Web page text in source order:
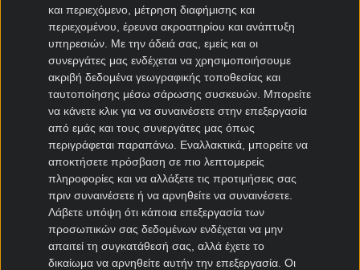
και περιεχόμενο, μέτρηση διαφήμισης και
περιεχομένου, έρευνα ακροατηρίου και ανάπτυξη
υπηρεσιών. Με την άδειά σας, εμείς και οι
συνεργάτες μας ενδέχεται να χρησιμοποιήσουμε
ακριβή δεδομένα γεωγραφικής τοποθεσίας και
ταυτοποίησης μέσω σάρωσης συσκευών. Μπορείτε
να κάνετε κλικ για να συναινέσετε στην επεξεργασία
από εμάς και τους συνεργάτες μας όπως
περιγράφεται παραπάνω. Εναλλακτικά, μπορείτε να
αποκτήσετε πρόσβαση σε πιο λεπτομερείς
πληροφορίες και να αλλάξετε τις προτιμήσεις σας
πριν συναινέσετε ή να αρνηθείτε να συναινέσετε.
Λάβετε υπόψη ότι κάποια επεξεργασία των
προσωπικών σας δεδομένων ενδέχεται να μην
απαιτεί τη συγκατάθεσή σας, αλλά έχετε το
δικαίωμα να αρνηθείτε αυτήν την επεξεργασία. Οι
Ντόρτμουντ μεταγραφές
Αμβούργο μεταγραφές
Λεβερκούζεν μεταγραφές
Άιντραχτ Φρανκφούρτης μεταγραφές
Μεταγραφές Γαλλία
Παρί Σεν Ζερμέν μεταγραφές
Μονακό μεταγραφές
Μαρσέιγ μεταγραφές
Λυών μεταγραφές
Μεταγραφές Super League 2